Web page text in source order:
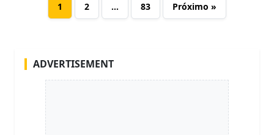
1 2 … 83 Próximo »
ADVERTISEMENT